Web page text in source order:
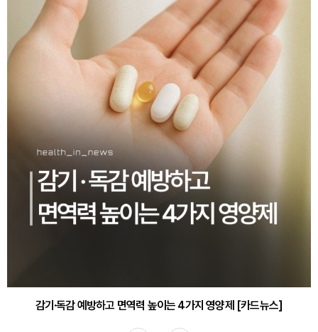
감기·독감 예방하고 면역력 높이는 4가지 영양제 [카드뉴스]